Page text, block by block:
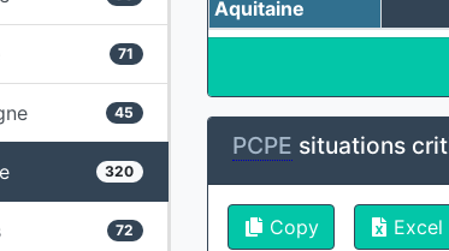
71
45
320
72
Aquitaine
PCPE situations
Copy Excel